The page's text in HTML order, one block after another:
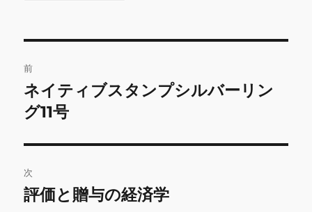
稿
ナ
ビ
ゲ
ー
前
前
の
稿:
ネイティブスタンプシルバーリン
グ11号
次
次
評価と贈与の経済学